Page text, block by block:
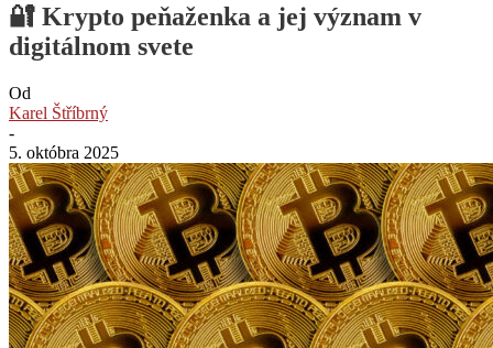
🔐 Krypto peňaženka a jej význam v
digitálnom svete
Od
Karel Štříbrný
-
5. októbra 2025